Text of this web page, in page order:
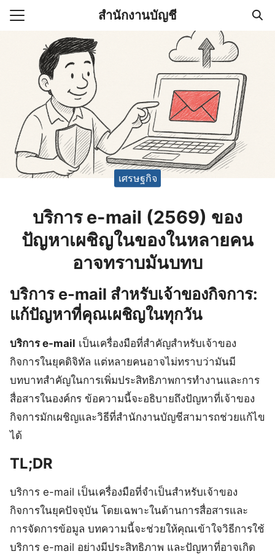
Skip
สำนักงานบัญชี
(ไม่มีชื่อ)
านบัญชี (Accounting
ช่วยสำคัญในการบริหาร
เศรษฐกิจ
บริการ e-mail (2569) ของ
ปัญหาเผชิญในของในหลายคน
อาจทราบมันบทบ
บริการ e-mail สำหรับเจ้าของกิจการ:
แก้ปัญหาที่คุณเผชิญในทุกวัน
บริการ e-mail เป็นเครื่องมือที่สำคัญสำหรับเจ้าของ
กิจการในยุคดิจิทัล แต่หลายคนอาจไม่ทราบว่ามันมี
บทบาทสำคัญในการเพิ่มประสิทธิภาพการทำงานและการ
สื่อสารในองค์กร ข้อความนี้จะอธิบายถึงปัญหาที่เจ้าของ
กิจการมักเผชิญและวิธีที่สำนักงานบัญชีสามารถช่วยแก้ไข
ได้
TL;DR
บริการ e-mail เป็นเครื่องมือที่จำเป็นสำหรับเจ้าของ
กิจการในยุคปัจจุบัน โดยเฉพาะในด้านการสื่อสารและ
การจัดการข้อมูล บทความนี้จะช่วยให้คุณเข้าใจวิธีการใช้
บริการ e-mail อย่างมีประสิทธิภาพ และปัญหาที่อาจเกิด